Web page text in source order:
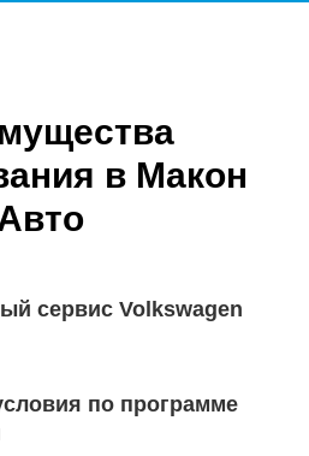
в Макон
сервис Volkswagen
по программе